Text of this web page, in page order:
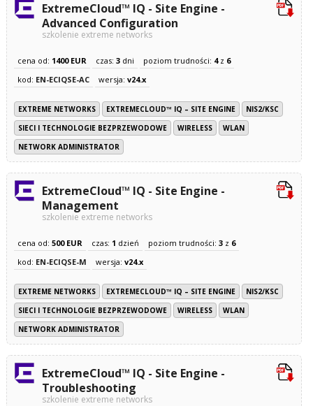
ExtremeCloud™ IQ - Site Engine -
Advanced Configuration
szkolenie extreme networks
cena od: 1400 EUR czas: 3dni poziom trudności: 4z 6
kod: EN-ECIQSE-AC wersja: v24.x
EXTREME NETWORKS EXTREMECLOUD™ IQ – SITE ENGINE
NIS2/KSC
SIECI I TECHNOLOGIE BEZPRZEWODOWE
WIRELESS
WLAN
NETWORK ADMINISTRATOR
ExtremeCloud™ IQ - Site Engine -
Management
szkolenie extreme networks
cena od: 500 EUR czas: 1 dzień poziom trudności: 3z 6
kod: EN-ECIQSE-M wersja: v24.x
EXTREME NETWORKS EXTREMECLOUD™ IQ – SITE ENGINE
NIS2/KSC
SIECI I TECHNOLOGIE BEZPRZEWODOWE
WIRELESS
WLAN
NETWORK ADMINISTRATOR
ExtremeCloud™ IQ - Site Engine -
Troubleshooting
szkolenie extreme networks